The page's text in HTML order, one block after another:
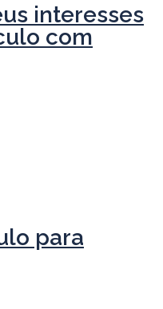
interesses
com
para